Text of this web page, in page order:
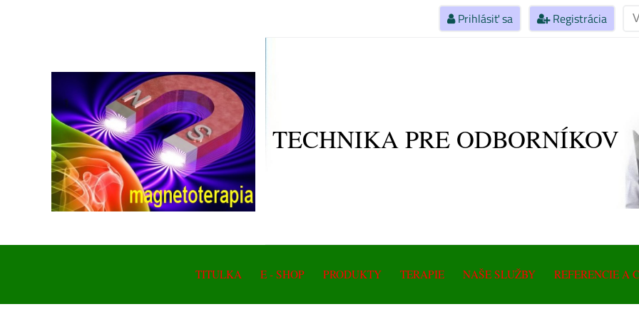
Prihlásiť sa Registrácia
TECHNIKA PRE ODBORNÍKOV
Prístroje
TITULKA E - SHOP PRODUKTY TERAPIE NAŠE SLUŽBY REFERENCIE A